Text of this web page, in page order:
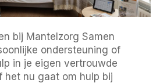
bij Mantelzorg Samen
ondersteuning of
in je eigen vertrouwde
het nu gaat om hulp bij